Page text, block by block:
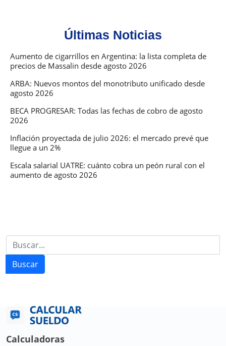
Últimas Noticias
Aumento de cigarrillos en Argentina: la lista completa de
precios de Massalin desde agosto 2026
ARBA: Nuevos montos del monotributo unificado desde
agosto 2026
BECA PROGRESAR: Todas las fechas de cobro de agosto
2026
Inflación proyectada de julio 2026: el mercado prevé que
llegue a un 2%
Escala salarial UATRE: cuánto cobra un peón rural con el
aumento de agosto 2026
Buscar
Calculadoras